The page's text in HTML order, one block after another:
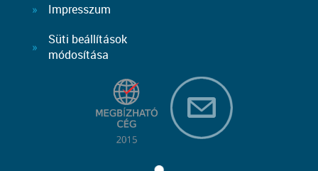
Impresszum
Süti beállítások
módosítása